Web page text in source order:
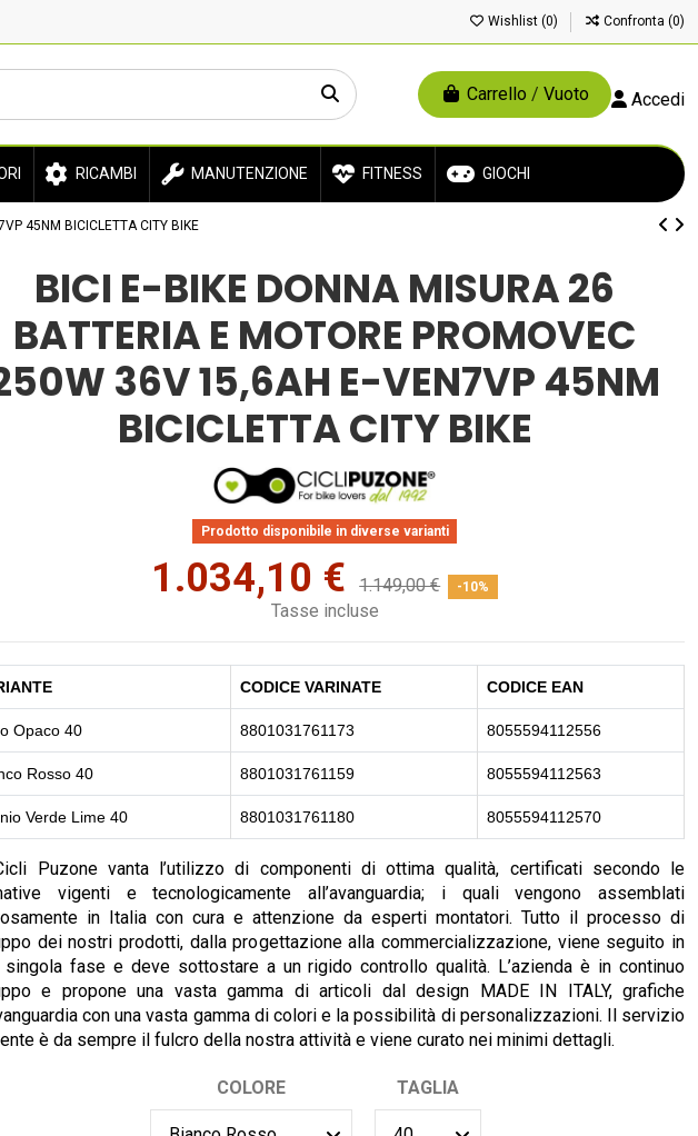
Wishlist (0) Confronta (0)
Carrello / Vuoto Accedi
RICAMBI MANUTENZIONE FITNESS GIOCHI
45NM BICICLETTA CITY BIKE
BICI E-BIKE DONNA MISURA 26
BATTERIA E MOTORE PROMOVEC
36V 15,6AH E-VEN7VP 45NM
BICICLETTA CITY BIKE
Prodotto disponibile in diverse varianti
1.034,10 € 1.149,00 € -10%
Tasse incluse
CODICE VARINATE CODICE EAN
Opaco 40 8801031761173 8055594112556
Rosso 40 8801031761159 8055594112563
Verde Lime 40 8801031761180 8055594112570
Puzone vanta l’utilizzo di componenti di ottima qualità, certificati secondo le
vigenti e tecnologicamente all’avanguardia; i quali vengono assemblati
in Italia con cura e attenzione da esperti montatori. Tutto il processo di
dei nostri prodotti, dalla progettazione alla commercializzazione, viene seguito in
singola fase e deve sottostare a un rigido controllo qualità. L’azienda è in continuo
e propone una vasta gamma di articoli dal design MADE IN ITALY, grafiche
con una vasta gamma di colori e la possibilità di personalizzazioni. Il servizio
è da sempre il fulcro della nostra attività e viene curato nei minimi dettagli.
COLORE TAGLIA